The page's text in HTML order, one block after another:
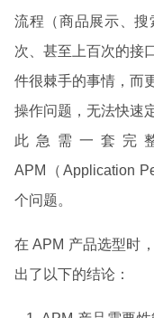
流程（商品展示、
次、甚至上百次的接
件很棘手的事情，而
操作问题，无法快速
此急需一套完
APM（Application
个问题。
在 APM 产品选型时
出了以下的结论：